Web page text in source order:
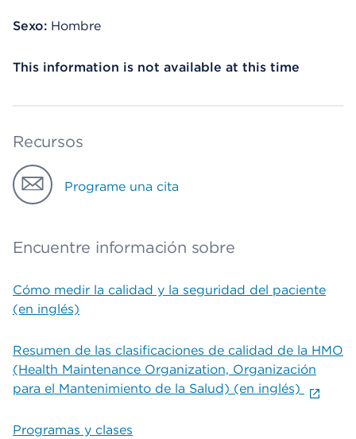
Sexo: Hombre
This information is not available at this time
Recursos
Programe una cita
Encuentre información sobre
Cómo medir la calidad y la seguridad del paciente
(en inglés)
Resumen de las clasificaciones de calidad de la HMO
(Health Maintenance Organization, Organización
para el Mantenimiento de la Salud) (en inglés)
Programas y clases